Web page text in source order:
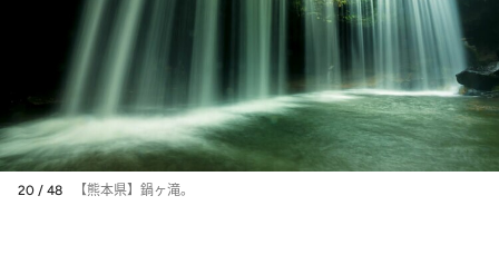
20 / 48 【熊本県】鍋ヶ滝。